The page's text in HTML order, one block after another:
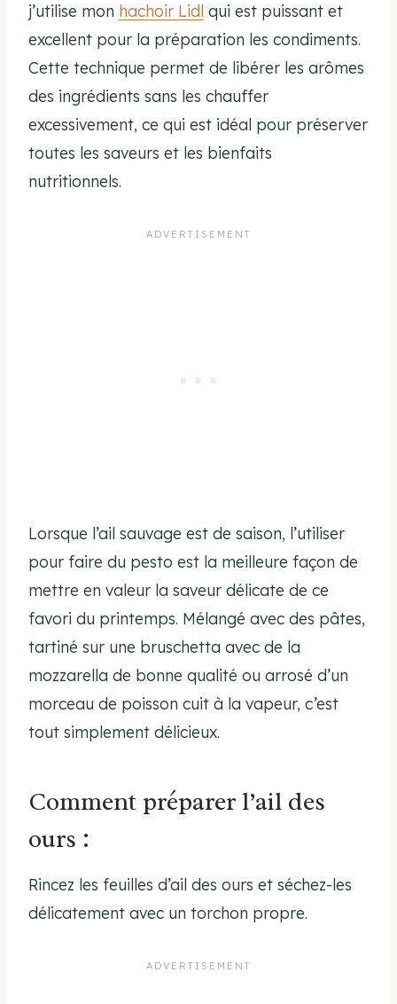
j’utilise mon hachoir Lidl qui est puissant et
excellent pour la préparation les condiments.
Cette technique permet de libérer les arômes
des ingrédients sans les chauffer
excessivement, ce qui est idéal pour préserver
toutes les saveurs et les bienfaits
nutritionnels.
Lorsque l’ail sauvage est de saison, l’utiliser
pour faire du pesto est la meilleure façon de
mettre en valeur la saveur délicate de ce
favori du printemps. Mélangé avec des pâtes,
tartiné sur une bruschetta avec de la
mozzarella de bonne qualité ou arrosé d’un
morceau de poisson cuit à la vapeur, c’est
tout simplement délicieux.
Comment préparer l’ail des
ours :
Rincez les feuilles d’ail des ours et séchez-les
délicatement avec un torchon propre.